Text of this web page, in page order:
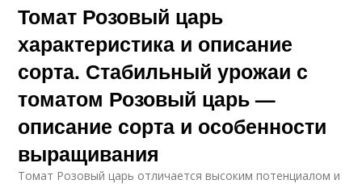
Томат Розовый царь
характеристика и описание
сорта. Стабильный урожаи с
томатом Розовый царь —
описание сорта и особенности
выращивания
Томат Розовый царь отличается высоким потенциалом и